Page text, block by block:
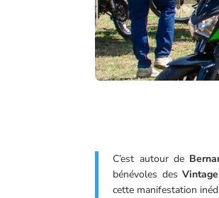
C’est autour de
bénévoles des
cette manifestation